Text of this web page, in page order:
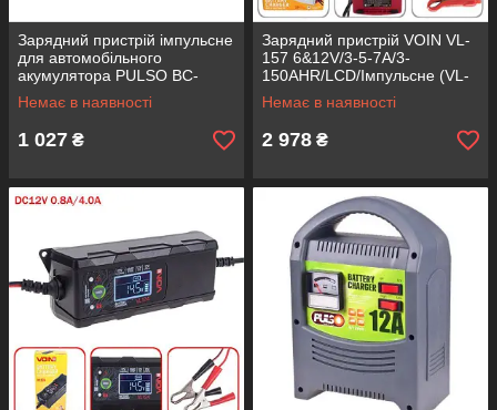
Зарядний пристрій імпульсне
для автомобільного
акумулятора PULSO BC-
10638 12V/4.0 A/1.2-120AH
/LCD
Немає в наявності
1 027 ₴
Зарядний пристрій VOIN VL-
157 6&12V/3-5-7A/3-
150AHR/LCD/Імпульсне (VL-
157)
Немає в наявності
2 978 ₴